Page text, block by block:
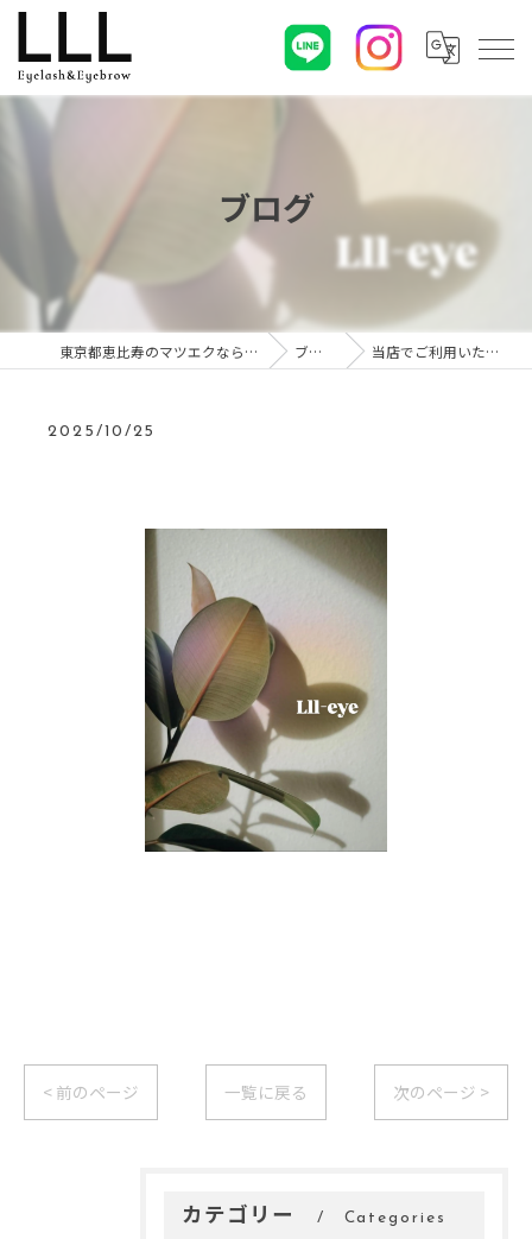
ブログ
東京都恵比寿のマツエクならLLL ブログ 当店でご利用いただ…
2025/10/25
< 前のページ 一覧に戻る 次のページ >
カテゴリー Categories